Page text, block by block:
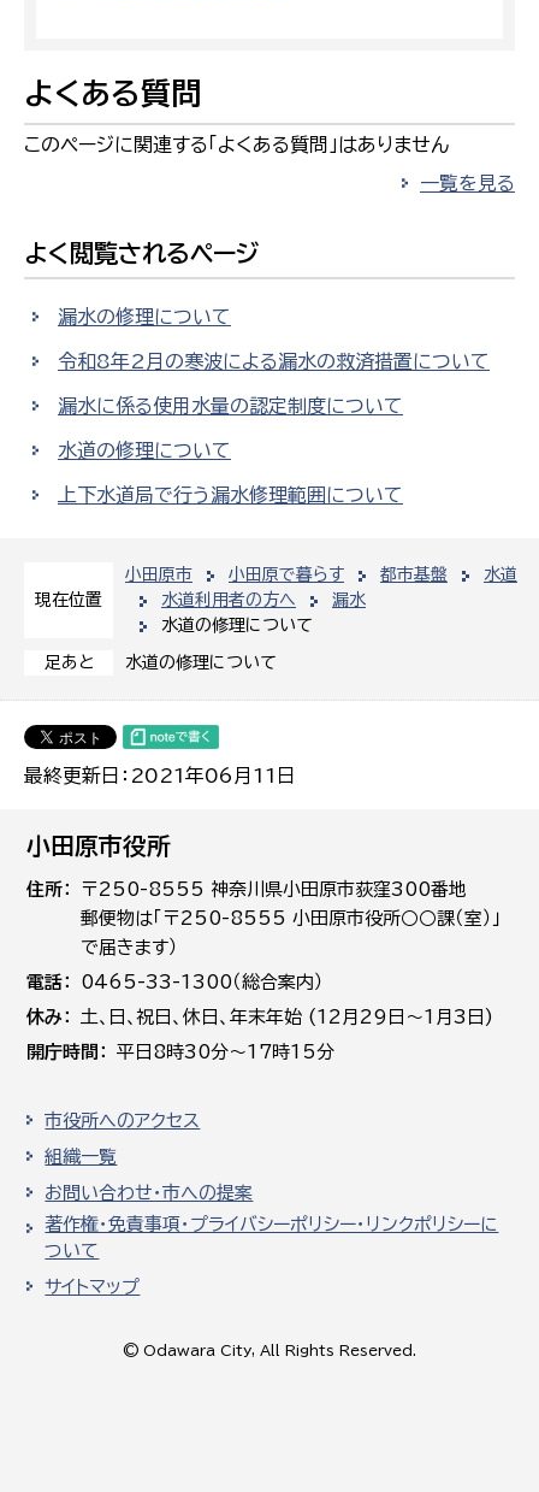
現在位置
小田原市 小田原で暮らす 都市基盤
水道
水道利用者の方へ
漏水
水道の修理について
足あと 水道の修理について
最終更新日：2021年06月11日
よくある質問
このページに関連する「よくある質問」はありません
一覧を見る
よく閲覧されるページ
漏水の修理について
令和8年2月の寒波による漏水の救済措置について
漏水に係る使用水量の認定制度について
水道の修理について
上下水道局で行う漏水修理範囲について
小田原市役所
住所
〒250-8555 神奈川県小田原市荻窪300番地
郵便物は「〒250-8555 小田原市役所○○課（室）」
で届きます）
電話
0465-33-1300（総合案内）
休み
土､日､祝日、休日、年末年始 (12月29日～1月3日)
開庁時間
平日8時30分～17時15分
市役所へのアクセス
組織一覧
お問い合わせ・市への提案
著作権・免責事項・プライバシーポリシー・リンクポリシーに
ついて
サイトマップ
© Odawara City, All Rights Reserved.